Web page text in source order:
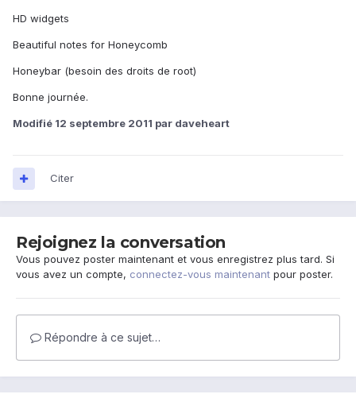
HD widgets
Beautiful notes for Honeycomb
Honeybar (besoin des droits de root)
Bonne journée.
Modifié 12 septembre 2011 par daveheart
Citer
Rejoignez la conversation
Vous pouvez poster maintenant et vous enregistrez plus tard. Si
vous avez un compte, connectez-vous maintenant pour poster.
Répondre à ce sujet…